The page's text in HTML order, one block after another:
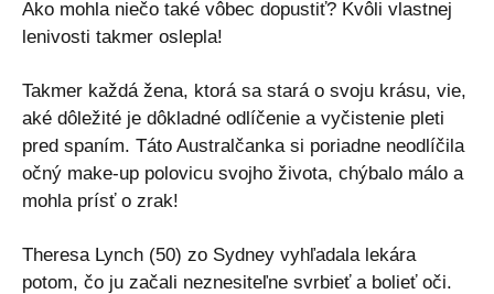
Ako mohla niečo také vôbec dopustiť? Kvôli vlastnej
lenivosti takmer oslepla!
Takmer každá žena, ktorá sa stará o svoju krásu, vie,
aké dôležité je dôkladné odlíčenie a vyčistenie pleti
pred spaním. Táto Australčanka si poriadne neodlíčila
očný make-up polovicu svojho života, chýbalo málo a
mohla prísť o zrak!
Theresa Lynch (50) zo Sydney vyhľadala lekára
potom, čo ju začali neznesiteľne svrbieť a bolieť oči.